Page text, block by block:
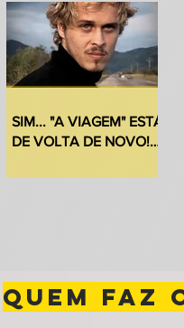
SIM... "A VIAGEM" ESTÁ
DE VOLTA DE NOVO!
MOMENTOS INCRÍVEIS
QUEM FAZ